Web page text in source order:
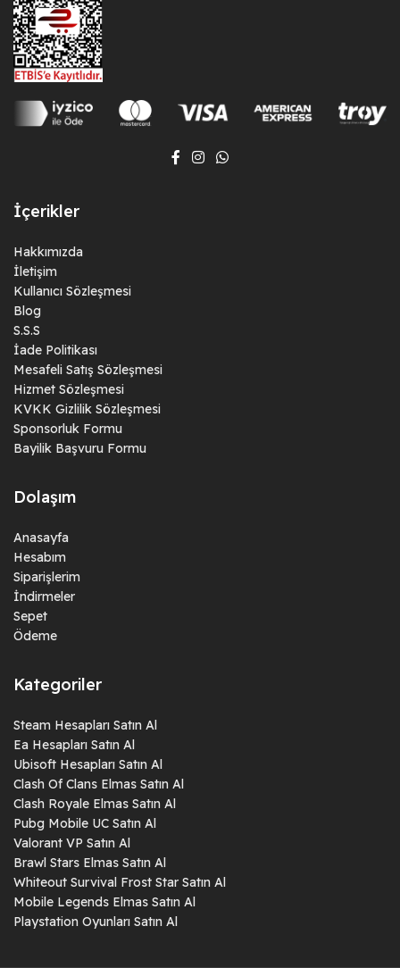
İçerikler
Hakkımızda
İletişim
Kullanıcı Sözleşmesi
Blog
S.S.S
İade Politikası
Mesafeli Satış Sözleşmesi
Hizmet Sözleşmesi
KVKK Gizlilik Sözleşmesi
Sponsorluk Formu
Bayilik Başvuru Formu
Dolaşım
Anasayfa
Hesabım
Siparişlerim
İndirmeler
Sepet
Ödeme
Kategoriler
Steam Hesapları Satın Al
Ea Hesapları Satın Al
Ubisoft Hesapları Satın Al
Clash Of Clans Elmas Satın Al
Clash Royale Elmas Satın Al
Pubg Mobile UC Satın Al
Valorant VP Satın Al
Brawl Stars Elmas Satın Al
Whiteout Survival Frost Star Satın Al
Mobile Legends Elmas Satın Al
Playstation Oyunları Satın Al